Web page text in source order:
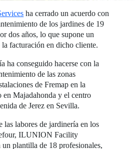
ha cerrado un acuerdo con
de los jardines de 19
dos años, lo que supone un
facturación en dicho cliente.
ha conseguido hacerse con la
de las zonas
de Fremap en la
en Majadahonda y el centro
de Jerez en Sevilla.
las labores de jardinería en los
ILUNION Facility
un plantilla de 18 profesionales,